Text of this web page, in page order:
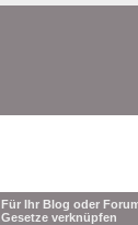
Für Ihr Blog oder
Gesetze verknüpfen